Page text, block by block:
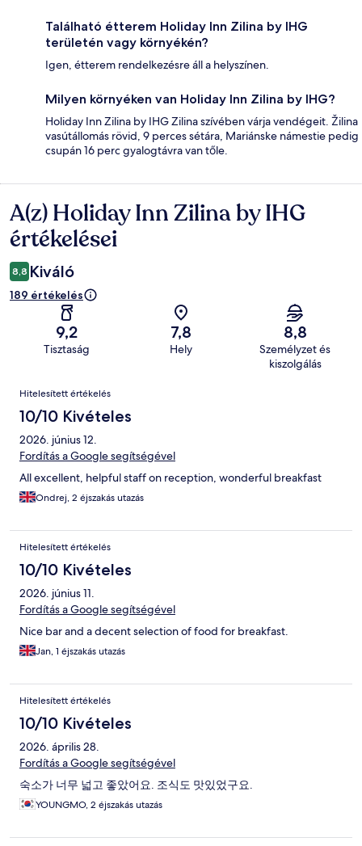
Található étterem Holiday Inn Zilina by IHG
területén vagy környékén?
Igen, étterem rendelkezésre áll a helyszínen.
Milyen környéken van Holiday Inn Zilina by IHG?
Holiday Inn Zilina by IHG Zilina szívében várja vendégeit. Žilina
vasútállomás rövid, 9 perces sétára, Mariánske námestie pedig
csupán 16 perc gyalogtávra van tőle.
Értékelések
A(z) Holiday Inn Zilina by IHG
értékelései
8,8 Kiváló
189 értékelés
9,2
Tisztaság
7,8
Hely
8,8
Személyzet és
kiszolgálás
Értékelések
Hitelesített értékelés
10/10 Kivételes
2026. június 12.
Fordítás a Google segítségével
All excellent, helpful staff on reception, wonderful breakfast
Ondrej, 2 éjszakás utazás
Hitelesített értékelés
10/10 Kivételes
2026. június 11.
Fordítás a Google segítségével
Nice bar and a decent selection of food for breakfast.
Jan, 1 éjszakás utazás
Hitelesített értékelés
10/10 Kivételes
2026. április 28.
Fordítás a Google segítségével
숙소가 너무 넓고 좋았어요. 조식도 맛있었구요.
YOUNGMO, 2 éjszakás utazás